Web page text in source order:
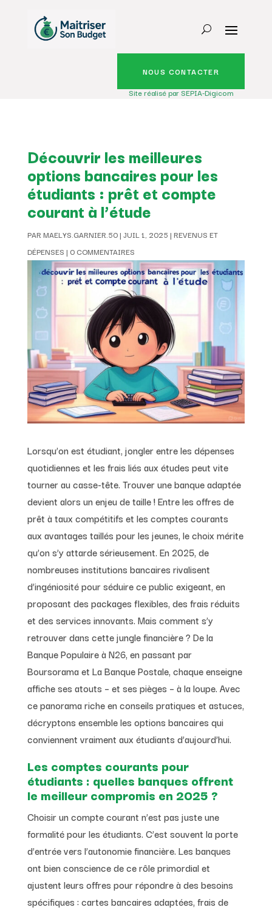
NOUS CONTACTER
Site réalisé par SEPIA-Digicom
Découvrir les meilleures
options bancaires pour les
étudiants : prêt et compte
courant à l’étude
PARMAELYS.GARNIER.50| JUIL 1, 2025 | REVENUS ET
DÉPENSES | 0 COMMENTAIRES
Lorsqu’on est étudiant, jongler entre les dépenses
quotidiennes et les frais liés aux études peut vite
tourner au casse-tête. Trouver une banque adaptée
devient alors un enjeu de taille ! Entre les offres de
prêt à taux compétitifs et les comptes courants
aux avantages taillés pour les jeunes, le choix mérite
qu’on s’y attarde sérieusement. En 2025, de
nombreuses institutions bancaires rivalisent
d’ingéniosité pour séduire ce public exigeant, en
proposant des packages flexibles, des frais réduits
et des services innovants. Mais comment s’y
retrouver dans cette jungle financière ? De la
Banque Populaire à N26, en passant par
Boursorama et La Banque Postale, chaque enseigne
affiche ses atouts – et ses pièges – à la loupe. Avec
ce panorama riche en conseils pratiques et astuces,
décryptons ensemble les options bancaires qui
conviennent vraiment aux étudiants d’aujourd’hui.
Les comptes courants pour
étudiants : quelles banques offrent
le meilleur compromis en 2025 ?
Choisir un compte courant n’est pas juste une
formalité pour les étudiants. C’est souvent la porte
d’entrée vers l’autonomie financière. Les banques
ont bien conscience de ce rôle primordial et
ajustent leurs offres pour répondre à des besoins
spécifiques : cartes bancaires adaptées, frais de